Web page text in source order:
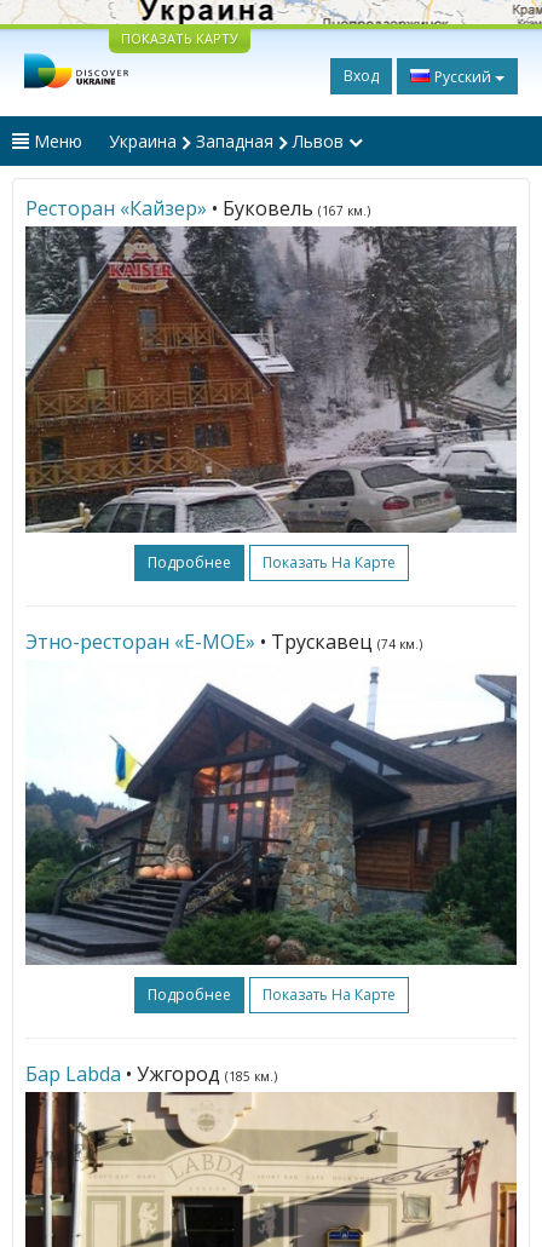
ПОКАЗАТЬ КАРТУ
Вход Русский
Меню Украина Западная Львов
Ресторан «Кайзер» • Буковель (167 км.)
Подробнее Показать На Карте
Этно-ресторан «Е-МОЕ» • Трускавец (74 км.)
Подробнее Показать На Карте
Бар Labda • Ужгород (185 км.)